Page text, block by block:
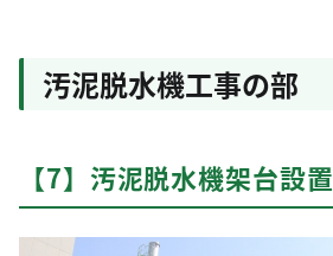
汚泥脱水機工事の部
【7】汚泥脱水機架台設置